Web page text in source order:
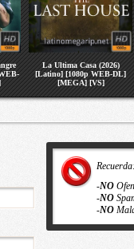
La Ultima Casa (2026)
[Latino] [1080p WEB-DL]
[MEGA] [VS]
Recuerda:
-NO
-NO
-NO